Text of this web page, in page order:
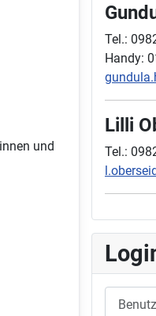
und
Tel.:
Handy:
Lilli
Tel.: